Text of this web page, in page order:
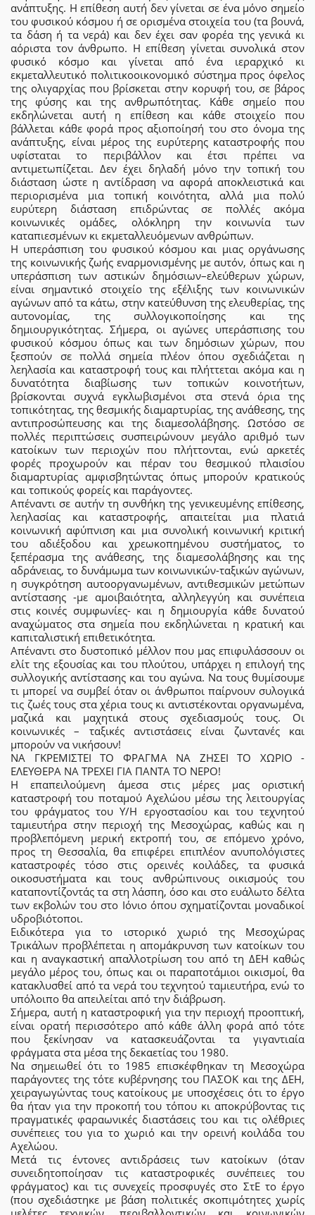
ανάπτυξης. Η επίθεση αυτή δεν γίνεται σε ένα μόνο σημείο
του φυσικού κόσμου ή σε ορισμένα στοιχεία του (τα βουνά,
τα δάση ή τα νερά) και δεν έχει σαν φορέα της γενικά κι
αόριστα τον άνθρωπο. Η επίθεση γίνεται συνολικά στον
φυσικό κόσμο και γίνεται από ένα ιεραρχικό κι
εκμεταλλευτικό πολιτικοοικονομικό σύστημα προς όφελος
της ολιγαρχίας που βρίσκεται στην κορυφή του, σε βάρος
της φύσης και της ανθρωπότητας. Κάθε σημείο που
εκδηλώνεται αυτή η επίθεση και κάθε στοιχείο που
βάλλεται κάθε φορά προς αξιοποίησή του στο όνομα της
ανάπτυξης, είναι μέρος της ευρύτερης καταστροφής που
υφίσταται το περιβάλλον και έτσι πρέπει να
αντιμετωπίζεται. Δεν έχει δηλαδή μόνο την τοπική του
διάσταση ώστε η αντίδραση να αφορά αποκλειστικά και
περιορισμένα μια τοπική κοινότητα, αλλά μια πολύ
ευρύτερη διάσταση επιδρώντας σε πολλές ακόμα
κοινωνικές ομάδες, ολόκληρη την κοινωνία των
καταπιεσμένων κι εκμεταλλευόμενων ανθρώπων.
Η υπεράσπιση του φυσικού κόσμου και μιας οργάνωσης
της κοινωνικής ζωής εναρμονισμένης με αυτόν, όπως και η
υπεράσπιση των αστικών δημόσιων–ελεύθερων χώρων,
είναι σημαντικό στοιχείο της εξέλιξης των κοινωνικών
αγώνων από τα κάτω, στην κατεύθυνση της ελευθερίας, της
αυτονομίας, της συλλογικοποίησης και της
δημιουργικότητας. Σήμερα, οι αγώνες υπεράσπισης του
φυσικού κόσμου όπως και των δημόσιων χώρων, που
ξεσπούν σε πολλά σημεία πλέον όπου σχεδιάζεται η
λεηλασία και καταστροφή τους και πλήττεται ακόμα και η
δυνατότητα διαβίωσης των τοπικών κοινοτήτων,
βρίσκονται συχνά εγκλωβισμένοι στα στενά όρια της
τοπικότητας, της θεσμικής διαμαρτυρίας, της ανάθεσης, της
αντιπροσώπευσης και της διαμεσολάβησης. Ωστόσο σε
πολλές περιπτώσεις συσπειρώνουν μεγάλο αριθμό των
κατοίκων των περιοχών που πλήττονται, ενώ αρκετές
φορές προχωρούν και πέραν του θεσμικού πλαισίου
διαμαρτυρίας αμφισβητώντας όπως μπορούν κρατικούς
και τοπικούς φορείς και παράγοντες.
Απέναντι σε αυτήν τη συνθήκη της γενικευμένης επίθεσης,
λεηλασίας και καταστροφής, απαιτείται μια πλατιά
κοινωνική αφύπνιση και μια συνολική κοινωνική κριτική
του αδιέξοδου και χρεωκοπημένου συστήματος, το
ξεπέρασμα της ανάθεσης, της διαμεσολάβησης και της
αδράνειας, το δυνάμωμα των κοινωνικών-ταξικών αγώνων,
η συγκρότηση αυτοοργανωμένων, αντιθεσμικών μετώπων
αντίστασης -με αμοιβαιότητα, αλληλεγγύη και συνέπεια
στις κοινές συμφωνίες- και η δημιουργία κάθε δυνατού
αναχώματος στα σημεία που εκδηλώνεται η κρατική και
καπιταλιστική επιθετικότητα.
Απέναντι στο δυστοπικό μέλλον που μας επιφυλάσσουν οι
ελίτ της εξουσίας και του πλούτου, υπάρχει η επιλογή της
συλλογικής αντίστασης και του αγώνα. Να τους θυμίσουμε
τι μπορεί να συμβεί όταν οι άνθρωποι παίρνουν συλογικά
τις ζωές τους στα χέρια τους κι αντιστέκονται οργανωμένα,
μαζικά και μαχητικά στους σχεδιασμούς τους. Οι
κοινωνικές – ταξικές αντιστάσεις είναι ζωντανές και
μπορούν να νικήσουν!
ΝΑ ΓΚΡΕΜΙΣΤΕΙ ΤΟ ΦΡΑΓΜΑ ΝΑ ΖΗΣΕΙ ΤΟ ΧΩΡΙΟ -
ΕΛΕΥΘΕΡΑ ΝΑ ΤΡΕΧΕΙ ΓΙΑ ΠΑΝΤΑ ΤΟ ΝΕΡΟ!
Η επαπειλούµενη άμεσα στις µέρες µας οριστική
καταστροφή του ποταµού Αχελώου µέσω της λειτουργίας
του φράγµατος του Υ/Η εργοστασίου και του τεχνητού
ταµιευτήρα στην περιοχή της Μεσοχώρας, καθώς και η
προβλεπόμενη μερική εκτροπή του, σε επόµενο χρόνο,
προς τη Θεσσαλία, θα επιφέρει επιπλέον ανυπολόγιστες
καταστροφές τόσο στις ορεινές κοιλάδες, τα φυσικά
οικοσυστήµατα και τους ανθρώπινους οικισµούς του
καταποντίζοντάς τα στη λάσπη, όσο και στο ευάλωτο δέλτα
των εκβολών του στο Ιόνιο όπου σχηµατίζονται µοναδικοί
υδροβιότοποι.
Ειδικότερα για το ιστορικό χωριό της Μεσοχώρας
Τρικάλων προβλέπεται η απομάκρυνση των κατοίκων του
και η αναγκαστική απαλλοτρίωση του από τη ΔΕΗ καθώς
μεγάλο μέρος του, όπως και οι παραποτάµιοι οικισµοί, θα
κατακλυσθεί από τα νερά του τεχνητού ταµιευτήρα, ενώ το
υπόλοιπο θα απειλείται από την διάβρωση.
Σήµερα, αυτή η καταστροφική για την περιοχή προοπτική,
είναι ορατή περισσότερο από κάθε άλλη φορά από τότε
που ξεκίνησαν να κατασκευάζονται τα γιγαντιαία
φράγµατα στα μέσα της δεκαετίας του 1980.
Να σημειωθεί ότι το 1985 επισκέφθηκαν τη Μεσοχώρα
παράγοντες της τότε κυβέρνησης του ΠΑΣΟΚ και της ΔΕΗ,
χειραγωγώντας τους κατοίκους με υποσχέσεις ότι το έργο
θα ήταν για την προκοπή του τόπου κι αποκρύβοντας τις
πραγματικές φαραωνικές διαστάσεις του και τις ολέθριες
συνέπειες του για το χωριό και την ορεινή κοιλάδα του
Αχελώου.
Μετά τις έντονες αντιδράσεις των κατοίκων (όταν
συνειδητοποίησαν τις καταστροφικές συνέπειες του
φράγματος) και τις συνεχείς προσφυγές στο ΣτΕ το έργο
(που σχεδιάστηκε με βάση πολιτικές σκοπιμότητες χωρίς